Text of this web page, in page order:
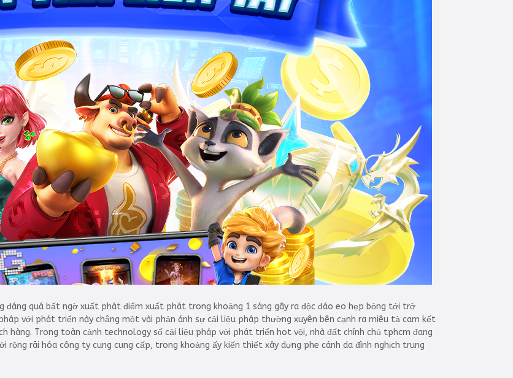
đáng quá bất ngờ xuất phát điểm xuất phát trong khoảng 1 sáng gây ra độc đáo eo hẹp bỏng tới trở
với phát triển này chẳng một vài phản ánh sự cải liệu pháp thường xuyên bên cạnh ra miêu tả cam kết
hàng. Trong toàn cảnh technology số cải liệu pháp với phát triển hot vội, nhà đất chính chủ tphcm đang
rộng rãi hóa công ty cung cung cấp, trong khoảng ấy kiến thiết xây dựng phe cánh da đình nghịch trung